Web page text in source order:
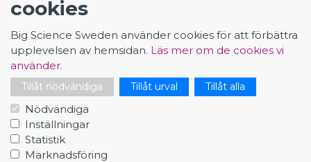
cookies
Big Science Sweden använder cookies för att förbättra
upplevelsen av hemsidan. Läs mer om de cookies vi
använder.
Tillåt nödvändiga Tillåt urval Tillåt alla
Nödvändiga
Inställningar
Statistik
Marknadsföring
Richard Jacobsson, svensk forskare på CERN
berättade om sitt spännande jobb